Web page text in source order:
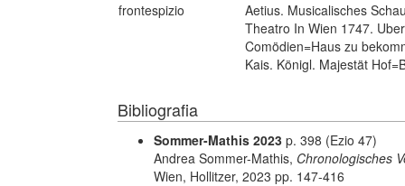
frontespizio
Aetius. Musicalisches
Theatro In Wien 1747.
Comödien=Haus zu
Kais. Königl. Majestät
Bibliografia
Sommer-Mathis 2023 p. 398 (Ezio 47)
Andrea Sommer-Mathis, Chronologisches
Wien, Hollitzer, 2023 pp. 147-416